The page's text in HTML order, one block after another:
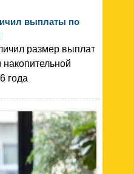
выплаты по
размер выплат
года